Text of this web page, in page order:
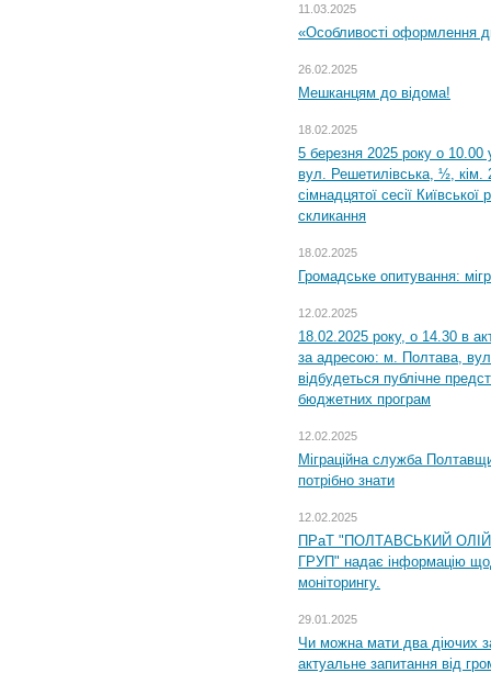
11.03.2025
«Особливості оформлення
26.02.2025
Мешканцям до відома!
18.02.2025
5 березня 2025 року о 10.00
вул. Решетилівська, ½, кім.
сімнадцятої сесії
скликання
18.02.2025
Громадське опитування:
12.02.2025
18.02.2025 року, о 14.30 в
за адресою: м. Полтава,
відбудеться публічне
бюджетних програм
12.02.2025
Міграційна служба
потрібно знати
12.02.2025
ПРаТ "ПОЛТАВСЬКИЙ
ГРУП" надає інформацію
моніторингу.
29.01.2025
Чи можна мати два діючих
актуальне запитання від